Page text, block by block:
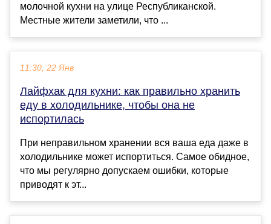
молочной кухни на улице Республиканской.
Местные жители заметили, что ...
11:30, 22 Янв
Лайфхак для кухни: как правильно хранить
еду в холодильнике, чтобы она не
испортилась
При неправильном хранении вся ваша еда даже в
холодильнике может испортиться. Самое обидное,
что мы регулярно допускаем ошибки, которые
приводят к эт...